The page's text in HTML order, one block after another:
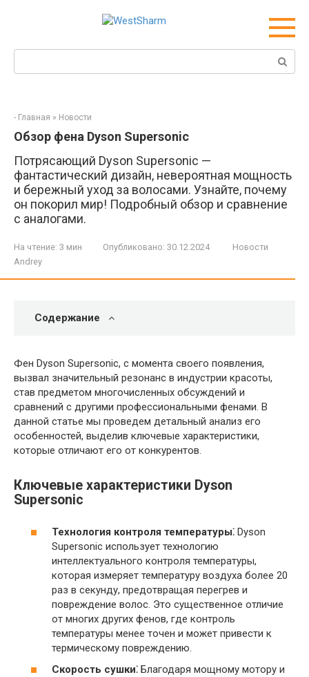
- Главная » Новости
Обзор фена Dyson Supersonic
Потрясающий Dyson Supersonic —
фантастический дизайн, невероятная мощность
и бережный уход за волосами. Узнайте, почему
он покорил мир! Подробный обзор и сравнение
с аналогами.
На чтение: 3 мин Опубликовано: 30.12.2024
Новости
Andrey
Содержание
Фен Dyson Supersonic, с момента своего появления,
вызвал значительный резонанс в индустрии красоты,
став предметом многочисленных обсуждений и
сравнений с другими профессиональными фенами. В
данной статье мы проведем детальный анализ его
особенностей, выделив ключевые характеристики,
которые отличают его от конкурентов.
Ключевые характеристики Dyson
Supersonic
Технология контроля температуры⁚ Dyson
Supersonic использует технологию
интеллектуального контроля температуры,
которая измеряет температуру воздуха более 20
раз в секунду, предотвращая перегрев и
повреждение волос. Это существенное отличие
от многих других фенов, где контроль
температуры менее точен и может привести к
термическому повреждению.
Скорость сушки⁚ Благодаря мощному мотору и